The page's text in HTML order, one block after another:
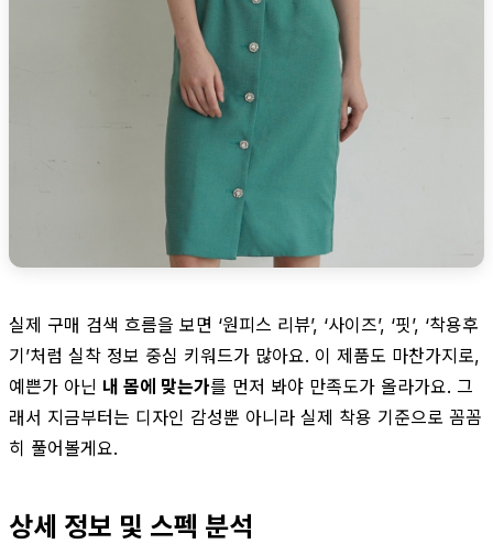
실제 구매 검색 흐름을 보면 ‘원피스 리뷰’, ‘사이즈’, ‘핏’, ‘착용후
기’처럼 실착 정보 중심 키워드가 많아요. 이 제품도 마찬가지로,
예쁜가 아닌 내 몸에 맞는가를 먼저 봐야 만족도가 올라가요. 그
래서 지금부터는 디자인 감성뿐 아니라 실제 착용 기준으로 꼼꼼
히 풀어볼게요.
상세 정보 및 스펙 분석